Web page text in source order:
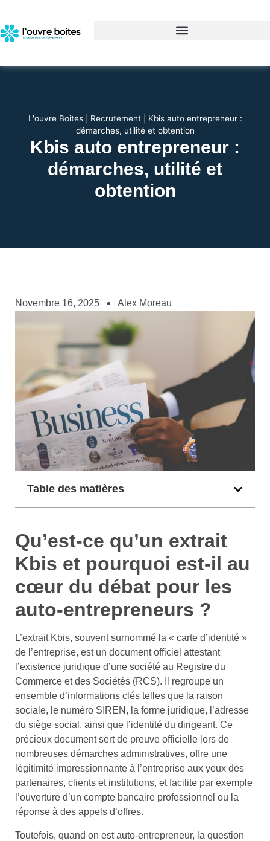
L'ouvre Boites| Recrutement| Kbis auto entrepreneur :
démarches, utilité et obtention
Kbis auto entrepreneur :
démarches, utilité et
obtention
Novembre 16, 2025 Alex Moreau
Table des matières
Qu’est-ce qu’un extrait
Kbis et pourquoi est-il au
cœur du débat pour les
auto-entrepreneurs ?
L’extrait Kbis, souvent surnommé la « carte d’identité »
de l’entreprise, est un document officiel attestant
l’existence juridique d’une société au Registre du
Commerce et des Sociétés (RCS). Il regroupe un
ensemble d’informations clés telles que la raison
sociale, le numéro SIREN, la forme juridique, l’adresse
du siège social, ainsi que l’identité du dirigeant. Ce
précieux document sert de preuve officielle lors de
nombreuses démarches administratives, offre une
légitimité impressionnante à l’entreprise aux yeux des
partenaires, clients et institutions, et facilite par exemple
l’ouverture d’un compte bancaire professionnel ou la
réponse à des appels d’offres.
Toutefois, quand on est auto-entrepreneur, la question